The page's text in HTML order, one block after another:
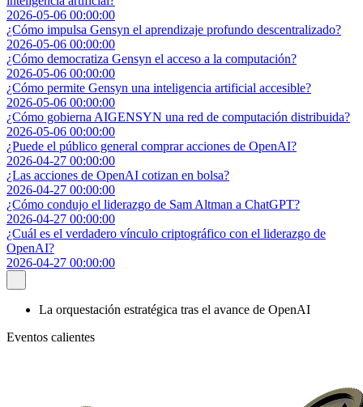
2026-05-06 00:00:00
¿Cómo impulsa Gensyn el aprendizaje profundo descentralizado?
2026-05-06 00:00:00
¿Cómo democratiza Gensyn el acceso a la computación?
2026-05-06 00:00:00
¿Cómo permite Gensyn una inteligencia artificial accesible?
2026-05-06 00:00:00
¿Cómo gobierna AIGENSYN una red de computación distribuida?
2026-05-06 00:00:00
¿Puede el público general comprar acciones de OpenAI?
2026-04-27 00:00:00
¿Las acciones de OpenAI cotizan en bolsa?
2026-04-27 00:00:00
¿Cómo condujo el liderazgo de Sam Altman a ChatGPT?
2026-04-27 00:00:00
¿Cuál es el verdadero vínculo criptográfico con el liderazgo de
OpenAI?
2026-04-27 00:00:00
La orquestación estratégica tras el avance de OpenAI
Eventos calientes